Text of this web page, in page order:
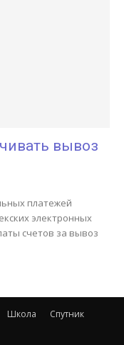
вывоз
платежей
электронных
счетов за вывоз
Школа
Спутник